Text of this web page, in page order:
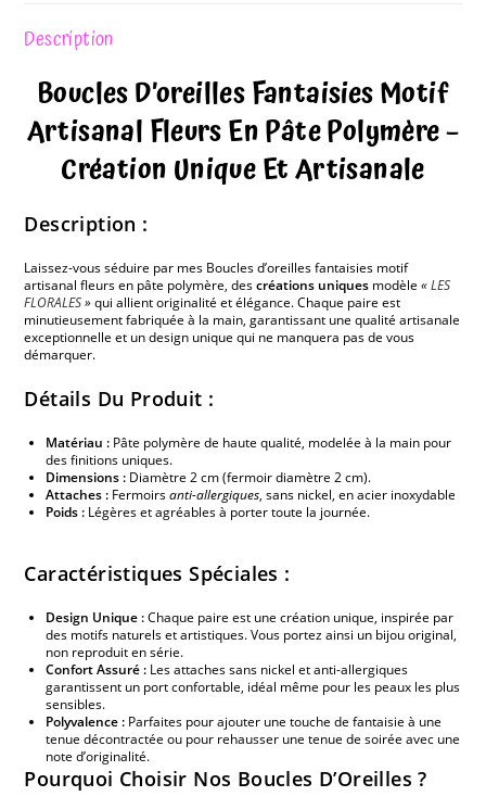
Description
Boucles D’oreilles Fantaisies Motif
Artisanal Fleurs En Pâte Polymère –
Création Unique Et Artisanale
Description :
Laissez-vous séduire par mes Boucles d’oreilles fantaisies motif
artisanal fleurs en pâte polymère, descréations uniques modèle«LES
FLORALES»qui allient originalité et élégance. Chaque paire est
minutieusement fabriquée à la main, garantissant une qualité artisanale
exceptionnelle et un design unique qui ne manquera pas de vous
démarquer.
Détails Du Produit :
Matériau : Pâte polymère de haute qualité, modelée à la main pour
des finitions uniques.
Dimensions : Diamètre 2 cm (fermoir diamètre 2 cm).
Attaches : Fermoirsanti-allergiques, sans nickel, en acier inoxydable
Poids : Légères et agréables à porter toute la journée.
Caractéristiques Spéciales :
Design Unique :Chaque paire est une création unique, inspirée par
des motifs naturels et artistiques. Vous portez ainsi un bijou original,
non reproduit en série.
Confort Assuré : Les attaches sans nickel et anti-allergiques
garantissent un port confortable, idéal même pour les peaux les plus
sensibles.
Polyvalence : Parfaites pour ajouter une touche de fantaisie à une
tenue décontractée ou pour rehausser une tenue de soirée avec une
note d’originalité.
Pourquoi Choisir Nos Boucles D’Oreilles ?